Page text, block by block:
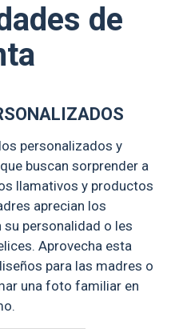
de
personalizados y
buscan sorprender a
llamativos y productos
aprecian los
personalidad o les
Aprovecha esta
para las madres o
una foto familiar en